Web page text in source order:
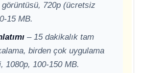
görüntüsü, 720p (ücretsiz
15 MB.
– 15 dakikalık tam
birden çok uygulama
1080p, 100-150 MB.